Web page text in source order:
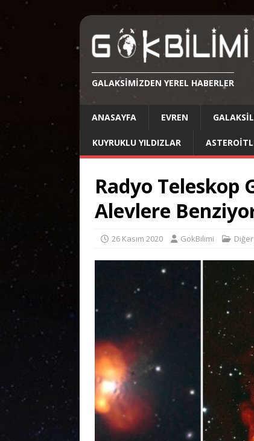
GALAKSIMIZDEN YEREL HABERLER
ANASAYFA EVREN
KUYRUKLU YILDIZLAR
Radyo
Alevlere
26 Kasım 2020 GokBilimi